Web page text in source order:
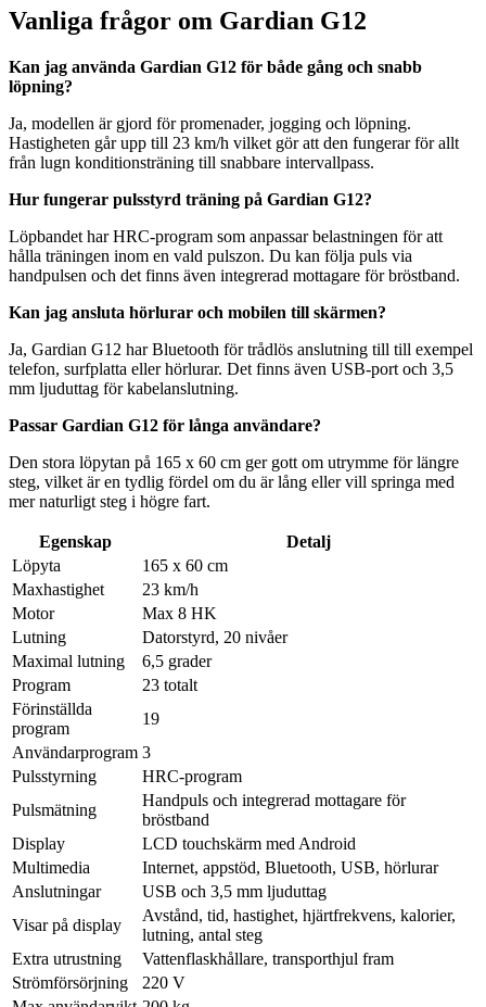
Vanliga frågor om Gardian G12
Kan jag använda Gardian G12 för både gång och snabb
löpning?
Ja, modellen är gjord för promenader, jogging och löpning.
Hastigheten går upp till 23 km/h vilket gör att den fungerar för allt
från lugn konditionsträning till snabbare intervallpass.
Hur fungerar pulsstyrd träning på Gardian G12?
Löpbandet har HRC-program som anpassar belastningen för att
hålla träningen inom en vald pulszon. Du kan följa puls via
handpulsen och det finns även integrerad mottagare för bröstband.
Kan jag ansluta hörlurar och mobilen till skärmen?
Ja, Gardian G12 har Bluetooth för trådlös anslutning till till exempel
telefon, surfplatta eller hörlurar. Det finns även USB-port och 3,5
mm ljuduttag för kabelanslutning.
Passar Gardian G12 för långa användare?
Den stora löpytan på 165 x 60 cm ger gott om utrymme för längre
steg, vilket är en tydlig fördel om du är lång eller vill springa med
mer naturligt steg i högre fart.
Egenskap
Detalj
Löpyta
165 x 60 cm
Maxhastighet
23 km/h
Motor
Max 8 HK
Lutning
Datorstyrd, 20 nivåer
Maximal lutning
6,5 grader
Program
23 totalt
Förinställda
program
19
Användarprogram 3
Pulsstyrning
HRC-program
Pulsmätning
Handpuls och integrerad mottagare för
bröstband
Display
LCD touchskärm med Android
Multimedia
Internet, appstöd, Bluetooth, USB, hörlurar
Anslutningar
USB och 3,5 mm ljuduttag
Visar på display
Avstånd, tid, hastighet, hjärtfrekvens, kalorier,
lutning, antal steg
Extra utrustning
Vattenflaskhållare, transporthjul fram
Strömförsörjning
220 V